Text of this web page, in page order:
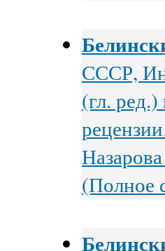
СССР,
(гл.
(Полное